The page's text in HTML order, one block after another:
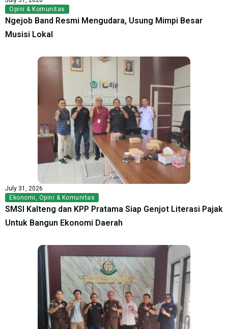
Opini & Komunitas
Ngejob Band Resmi Mengudara, Usung Mimpi Besar
Musisi Lokal
July 31, 2026
Ekonomi, Opini & Komunitas
SMSI Kalteng dan KPP Pratama Siap Genjot Literasi Pajak
Untuk Bangun Ekonomi Daerah